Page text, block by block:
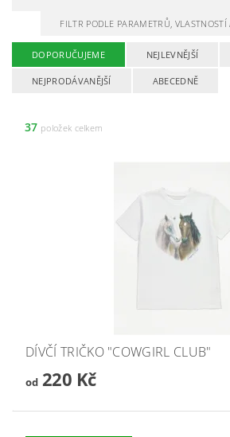
FILTR PODLE PARAMETRŮ, VLASTNOSTÍ
DOPORUČUJEME NEJLEVNĚJŠÍ
NEJPRODÁVANĚJŠÍ ABECEDNĚ
37 položek celkem
DÍVČÍ TRIČKO "COWGIRL CLUB"
od220 Kč